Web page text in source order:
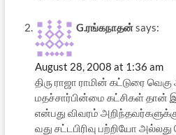
G.ரங்கநாதன்says:
August 28, 2008 at 1:36 am
திரு ராஜா ராமின் கட்டுரை
மதச்சார்பின்மை கட்சிகள் தான்
என்பது விவரம்
வது சட்டபிரிவு பற்றியோ